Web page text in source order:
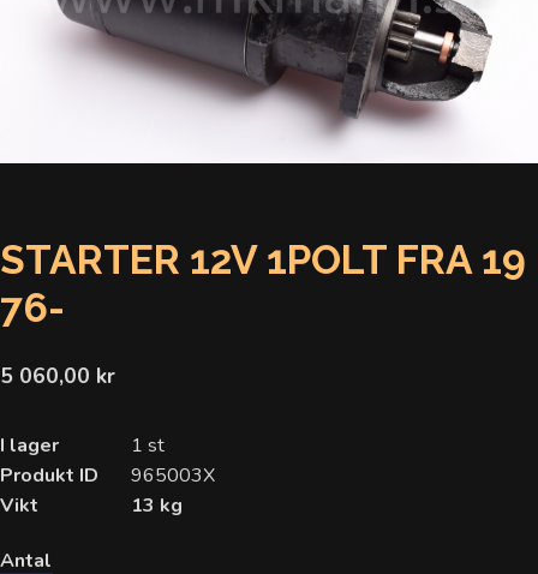
STARTER 12V 1POLT FRA 19
76-
5 060,00 kr
I lager
1 st
Produkt ID
965003X
Vikt
13 kg
Antal